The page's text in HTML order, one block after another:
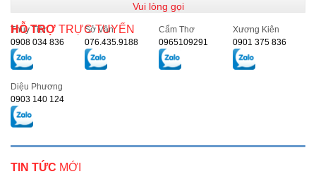
Vui lòng gọi
HỖ TRỢ TRỰC TUYẾN
Thủy Tiên
0908 034 836
Sở Vân
076.435.9188
Cẩm Thơ
0965109291
Xương Kiên
0901 375 836
Diệu Phương
0903 140 124
TIN TỨC MỚI